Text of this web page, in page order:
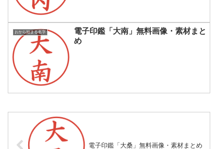
おから始まる名字
電子印鑑「大南」無料画像・素材まと
め
電子印鑑「大桑」無料画像・素材まとめ